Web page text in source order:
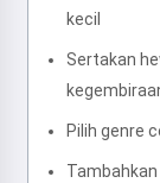
kecil
Sertakan
Pilih genre